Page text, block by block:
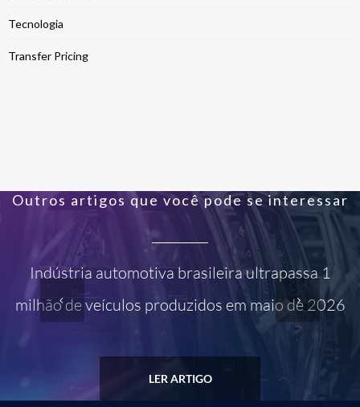
Tecnologia
Transfer Pricing
Outros artigos que você pode se interessar
Indústria automotiva brasileira ultrapassa 1
milhão de veículos produzidos em maio de 2026
LER ARTIGO